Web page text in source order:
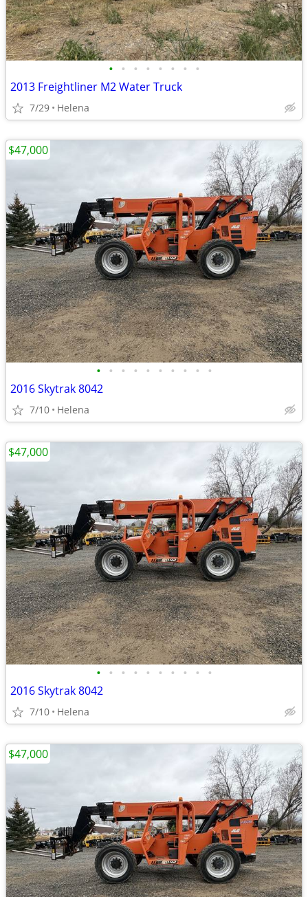
• • • • • • • •
2013 Freightliner M2 Water Truck
7/29 Helena
• • • • • • • • • •
2016 Skytrak 8042
7/10 Helena
$47,000
• • • • • • • • • •
2016 Skytrak 8042
7/10 Helena
$47,000
$47,000